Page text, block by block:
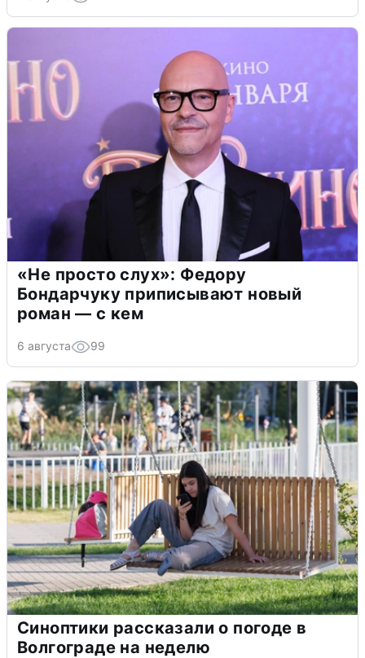
«Не просто слух»: Федору
Бондарчуку приписывают новый
роман — с кем
6 августа 99
Синоптики рассказали о погоде в
Волгограде на неделю